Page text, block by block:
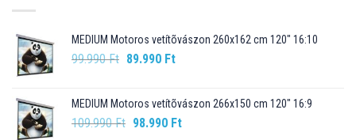
MEDIUM Motoros vetítõvászon 260x162 cm 120" 16:10
99.990Ft Original
99.990 Ft.
89.990 FtCurrent
89.990 Ft.
MEDIUM Motoros vetítõvászon 266x150 cm 120" 16:9
109.990Ft Original
98.990 FtCurrent